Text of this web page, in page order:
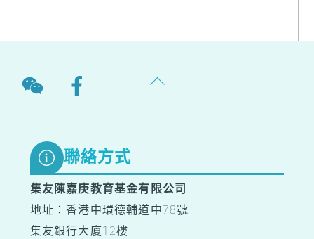
Back
聯絡方式
集友陳嘉庚教育基金有限公司
地址：香港中環德輔道中78號
集友銀行大廈12樓